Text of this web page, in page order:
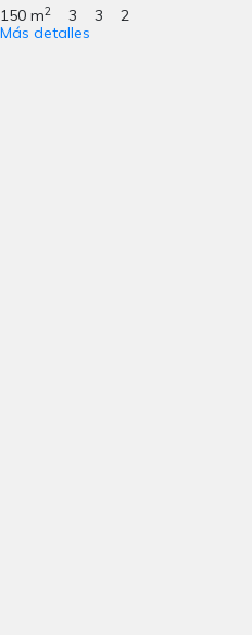
150 m2 3 3
2
Más detalles